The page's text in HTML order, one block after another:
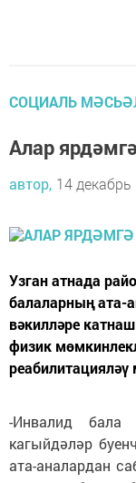
СОЦИАЛЬ
Алар
автор, 14
Узган атнада
балаларның ата-
вәкилләре
физик
реабилитацияләү
-Инвалид бала
кагыйдәләр
ата-аналардан